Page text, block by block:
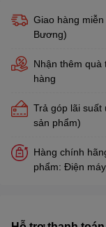
Giao hàng
Bương)
Nhận thêm quà
hàng
Trả góp lãi suất
sản phẩm)
Hàng chính
phẩm: Điện